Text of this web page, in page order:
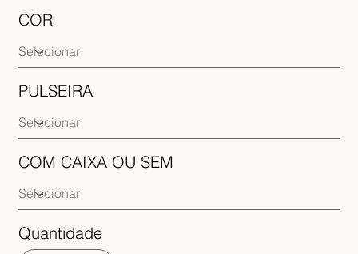
COR
PULSEIRA
COM CAIXA OU SEM
Quantidade